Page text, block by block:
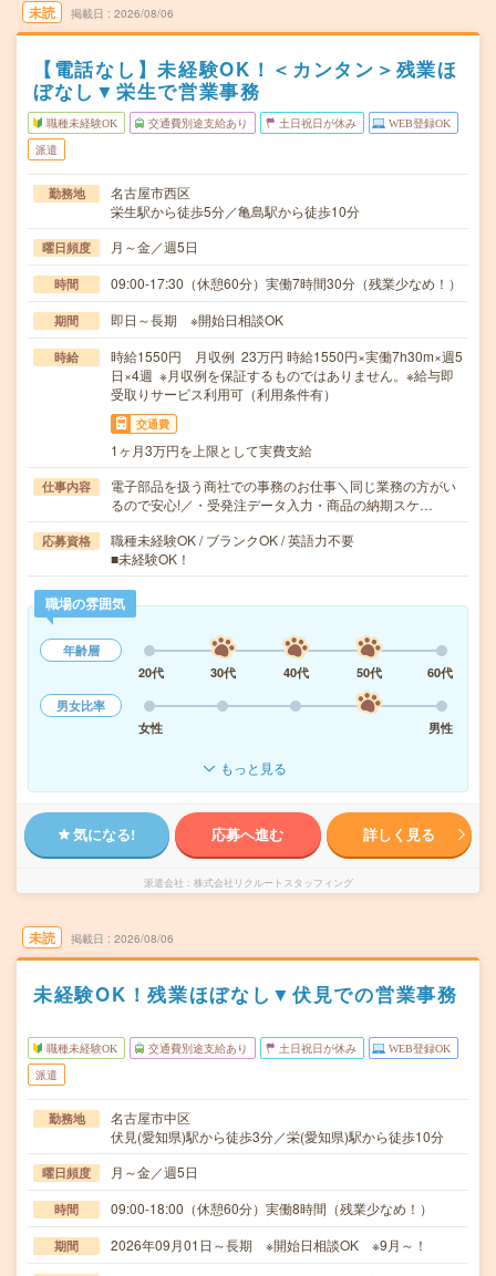
未読 掲載日 2026/08/06
【電話なし】未経験OK！＜カンタン＞残業ほ
ぼなし▼栄生で営業事務
職種未経験OK 交通費別途支給あり 土日祝日が休み WEB登録OK
派遣
勤務地
名古屋市西区
栄生駅から徒歩5分／亀島駅から徒歩10分
曜日頻度 月～金／週5日
時間 09:00-17:30（休憩60分）実働7時間30分（残業少なめ！）
期間 即日～長期 ※開始日相談OK
時給
時給1550円 月収例 23万円 時給1550円×実働7h30m×週5
日×4週 ※月収例を保証するものではありません。※給与即
受取りサービス利用可（利用条件有）
交通費
1ヶ月3万円を上限として実費支給
仕事内容
電子部品を扱う商社での事務のお仕事＼同じ業務の方がい
るので安心!／・受発注データ入力・商品の納期スケ…
応募資格
職種未経験OK / ブランクOK / 英語力不要
■未経験OK！
職場の雰囲気
年齢層
20代
30代 40代 50代
60代
男女比率
女性
男性
もっと見る
気になる! 応募へ進む 詳しく見る
派遣会社 株式会社リクルートスタッフィング
未読 掲載日 2026/08/06
未経験OK！残業ほぼなし▼伏見での営業事務
職種未経験OK 交通費別途支給あり 土日祝日が休み WEB登録OK
派遣
勤務地
名古屋市中区
伏見(愛知県)駅から徒歩3分／栄(愛知県)駅から徒歩10分
曜日頻度 月～金／週5日
時間 09:00-18:00（休憩60分）実働8時間（残業少なめ！）
期間 2026年09月01日～長期 ※開始日相談OK ※9月～！